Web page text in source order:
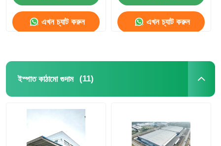
এখন চ্যাট করুন এখন চ্যাট করুন
ইস্পাত কাঠামো গুদাম (11)